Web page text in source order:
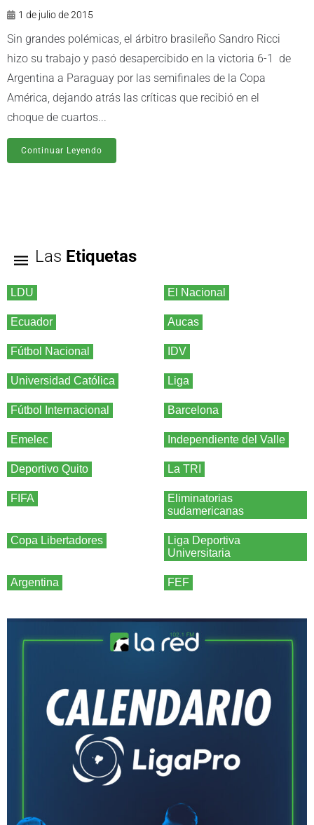
1 de julio de 2015
Sin grandes polémicas, el árbitro brasileño Sandro Ricci
hizo su trabajo y pasó desapercibido en la victoria 6-1 de
Argentina a Paraguay por las semifinales de la Copa
América, dejando atrás las críticas que recibió en el
choque de cuartos...
Continuar Leyendo
Las Etiquetas
LDU El Nacional
Ecuador Aucas
Fútbol Nacional IDV
Universidad Católica Liga
Fútbol Internacional Barcelona
Emelec Independiente del Valle
Deportivo Quito La TRI
FIFA
Eliminatorias
sudamericanas
Copa Libertadores
Liga Deportiva
Universitaria
Argentina FEF